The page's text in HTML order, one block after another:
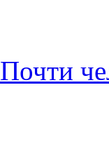
Почти